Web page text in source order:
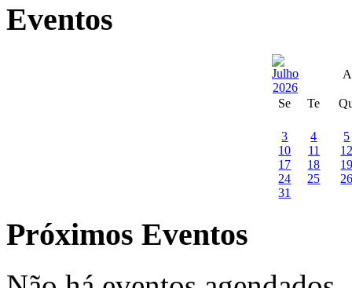
Eventos
Se Te
3 4
5
10
11
17
18
24
25
31
Próximos Eventos